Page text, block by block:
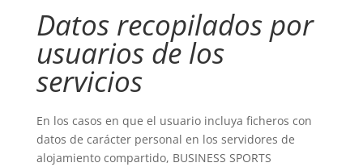
Datos recopilados por
usuarios de los
servicios
En los casos en que el usuario incluya ficheros con
datos de carácter personal en los servidores de
alojamiento compartido, BUSINESS SPORTS